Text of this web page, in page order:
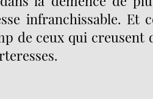
infranchissable. Et
de ceux qui creusent